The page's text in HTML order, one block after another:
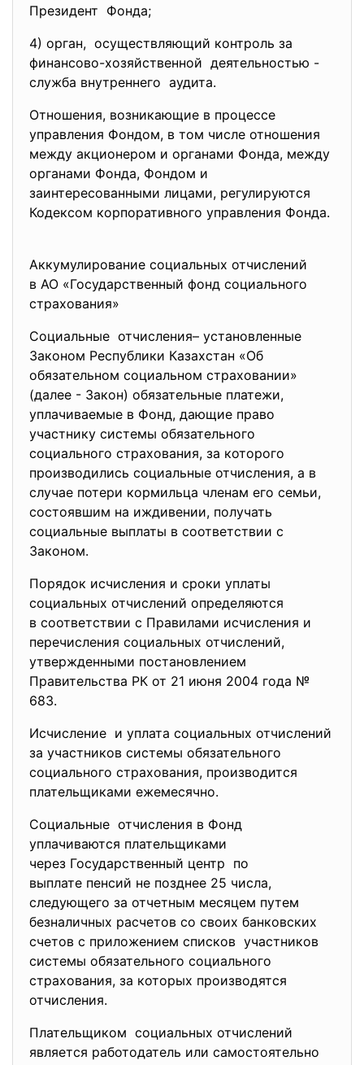
Президент Фонда;
4) орган, осуществляющий контроль за
финансово-хозяйственной деятельностью -
служба внутреннего аудита.
Отношения, возникающие в процессе
управления Фондом, в том числе отношения
между акционером и органами Фонда, между
органами Фонда, Фондом и
заинтересованными лицами, регулируются
Кодексом корпоративного управления Фонда.
Аккумулирование социальных отчислений
в АО «Государственный фонд социального
страхования»
Социальные отчисления– установленные
Законом Республики Казахстан «Об
обязательном социальном страховании»
(далее - Закон) обязательные платежи,
уплачиваемые в Фонд, дающие право
участнику системы обязательного
социального страхования, за которого
производились социальные отчисления, а в
случае потери кормильца членам его семьи,
состоявшим на иждивении, получать
социальные выплаты в соответствии с
Законом.
Порядок исчисления и сроки уплаты
социальных отчислений определяются
в соответствии с Правилами исчисления и
перечисления социальных отчислений,
утвержденными постановлением
Правительства РК от 21 июня 2004 года №
683.
Исчисление и уплата социальных отчислений
за участников системы обязательного
социального страхования, производится
плательщиками ежемесячно.
Социальные отчисления в Фонд
уплачиваются плательщиками
через Государственный центр по
выплате пенсий не позднее 25 числа,
следующего за отчетным месяцем путем
безналичных расчетов со своих банковских
счетов с приложением списков участников
системы обязательного социального
страхования, за которых производятся
отчисления.
Плательщиком социальных отчислений
является работодатель или самостоятельно